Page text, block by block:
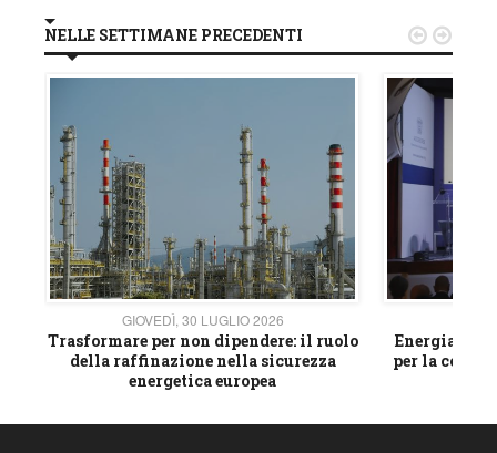
NELLE SETTIMANE PRECEDENTI
GIOVEDÌ, 30 LUGLIO 2026
Trasformare per non dipendere: il ruolo
della raffinazione nella sicurezza
energetica europea
Energia e
per la
 